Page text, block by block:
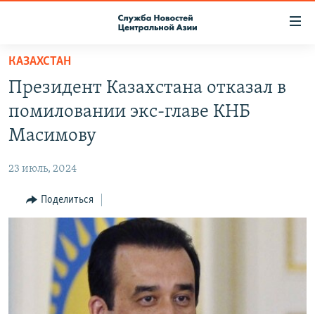
Вернуться
основному
содержанию
Вернутся
главной
Вернутся
ПОДПИСКА
КОНТАКТЫ
НАСТОЯЩЕЕ ВРЕМЯ
МИГРАНТ МЕДИА
КАЗАХСТАН
Президент Казахстана отказал в
помиловании экс‑главе КНБ
Масимову
23 июль, 2024
Поделиться